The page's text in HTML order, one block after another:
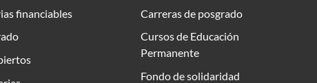
financiables
Carreras de posgrado
Cursos de Educación
Permanente
Fondo de solidaridad